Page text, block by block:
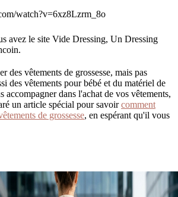
watch?v=6xz8Lzrm_8o
avez le site Vide Dressing, Un Dressing
des vêtements de grossesse, mais pas
des vêtements pour bébé et du matériel de
accompagner dans l'achat de vos vêtements,
un article spécial pour savoircomment
de grossesse, en espérant qu'il vous